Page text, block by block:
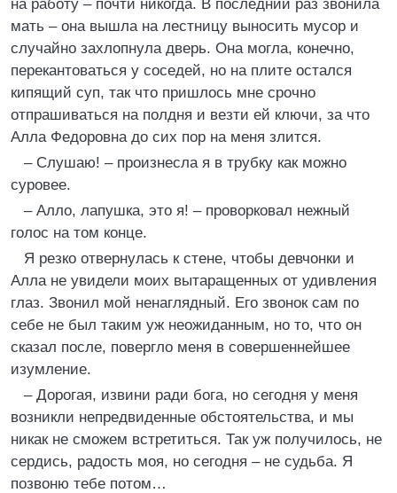
на работу – почти никогда. В последний раз звонила
мать – она вышла на лестницу выносить мусор и
случайно захлопнула дверь. Она могла, конечно,
перекантоваться у соседей, но на плите остался
кипящий суп, так что пришлось мне срочно
отпрашиваться на полдня и везти ей ключи, за что
Алла Федоровна до сих пор на меня злится.
– Слушаю! – произнесла я в трубку как можно
суровее.
– Алло, лапушка, это я! – проворковал нежный
голос на том конце.
Я резко отвернулась к стене, чтобы девчонки и
Алла не увидели моих вытаращенных от удивления
глаз. Звонил мой ненаглядный. Его звонок сам по
себе не был таким уж неожиданным, но то, что он
сказал после, повергло меня в совершеннейшее
изумление.
– Дорогая, извини ради бога, но сегодня у меня
возникли непредвиденные обстоятельства, и мы
никак не сможем встретиться. Так уж получилось, не
сердись, радость моя, но сегодня – не судьба. Я
позвоню тебе потом…